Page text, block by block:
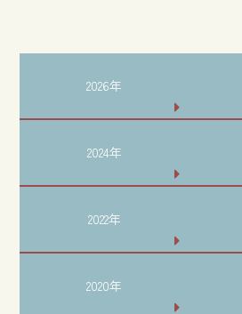
2026年
2024年
2022年
2020年